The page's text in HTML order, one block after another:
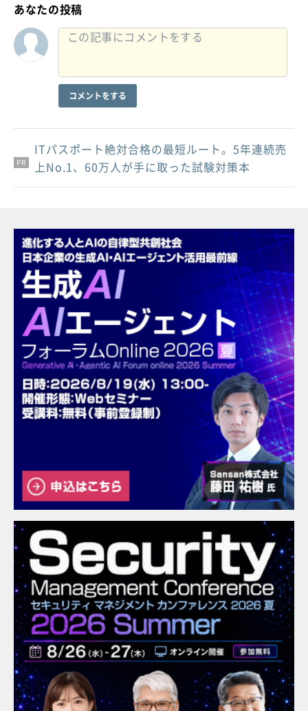
あなたの投稿
コメントをする
PR
PR
PR
ITパスポート絶対合格の最短ルート。5年連続売
上No.1、60万人が手に取った試験対策本